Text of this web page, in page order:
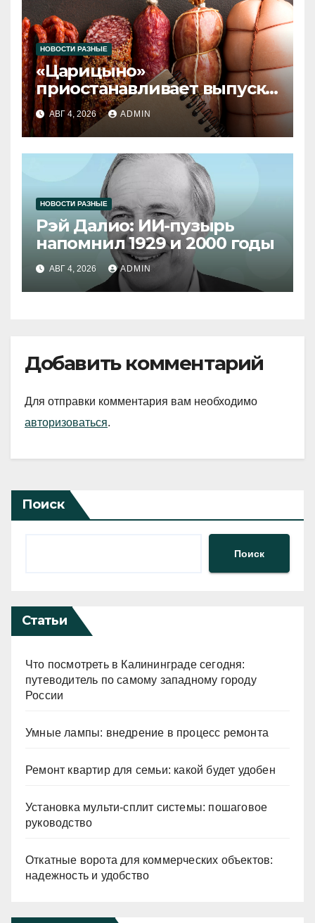
НОВОСТИ РАЗНЫЕ
«Царицыно»
приостанавливает выпуск
продукции
АВГ 4, 2026 ADMIN
НОВОСТИ РАЗНЫЕ
Рэй Далио: ИИ-пузырь
напомнил 1929 и 2000 годы
АВГ 4, 2026 ADMIN
Добавить комментарий
Для отправки комментария вам необходимо
авторизоваться.
Поиск
Поиск
Статьи
Что посмотреть в Калининграде сегодня:
путеводитель по самому западному городу
России
Умные лампы: внедрение в процесс ремонта
Ремонт квартир для семьи: какой будет удобен
Установка мульти-сплит системы: пошаговое
руководство
Откатные ворота для коммерческих объектов:
надежность и удобство